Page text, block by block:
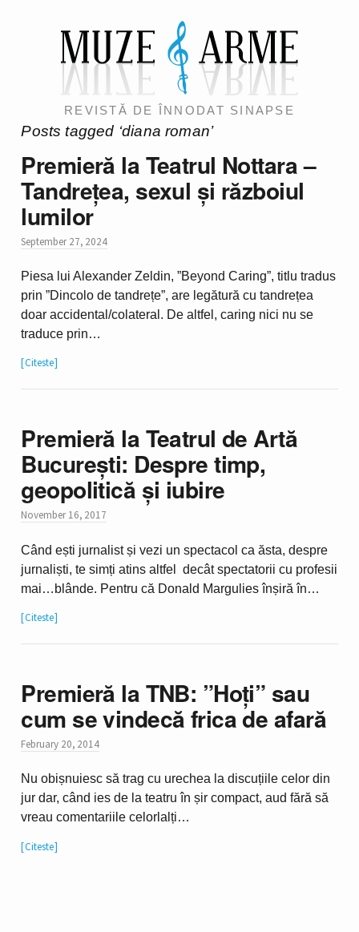
REVISTĂ DE ÎNNODAT SINAPSE
Posts tagged ‘diana roman’
Premieră la Teatrul Nottara –
Tandrețea, sexul și războiul
lumilor
September 27, 2024
Piesa lui Alexander Zeldin, ”Beyond Caring”, titlu tradus
prin ”Dincolo de tandrețe”, are legătură cu tandrețea
doar accidental/colateral. De altfel, caring nici nu se
traduce prin…
Citeste
Premieră la Teatrul de Artă
București: Despre timp,
geopolitică și iubire
November 16, 2017
Când ești jurnalist și vezi un spectacol ca ăsta, despre
jurnaliști, te simți atins altfel decât spectatorii cu profesii
mai…blânde. Pentru că Donald Margulies înșiră în…
Citeste
Premieră la TNB: ”Hoți” sau
cum se vindecă frica de afară
February 20, 2014
Nu obișnuiesc să trag cu urechea la discuțiile celor din
jur dar, când ies de la teatru în șir compact, aud fără să
vreau comentariile celorlalți…
Citeste